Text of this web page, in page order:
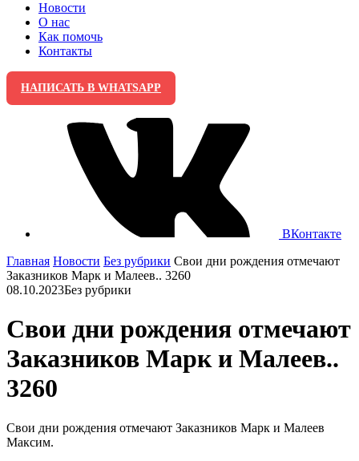
Новости
О нас
Как помочь
Контакты
НАПИСАТЬ В WHATSAPP
ВКонтакте
Главная Новости Без рубрики Свои дни рождения отмечают
Заказников Марк и Малеев.. 3260
08.10.2023Без рубрики
Свои дни рождения отмечают
Заказников Марк и Малеев..
3260
Свои дни рождения отмечают Заказников Марк и Малеев
Максим.